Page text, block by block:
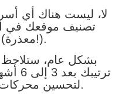
لا، ليست هناك أي
تصنيف موقعك في
Google (معذرة!).
بشكل عام،
لتحسين محركات البحث العضوية.